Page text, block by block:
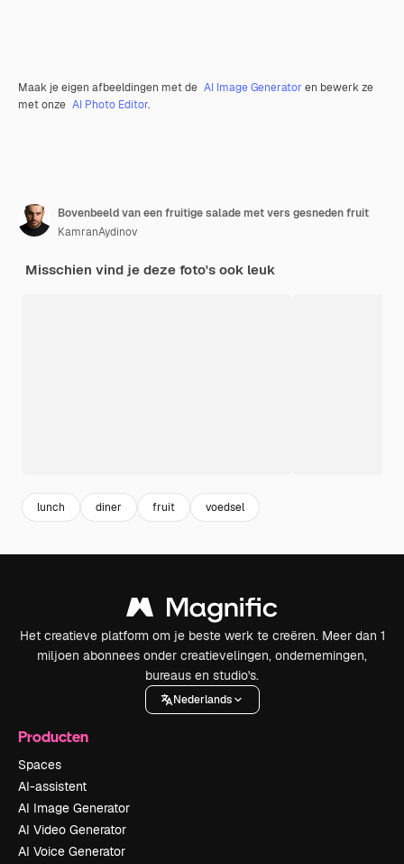
Maak je eigen afbeeldingen met de AI Image Generator en bewerk ze
met onze AI Photo Editor.
Bovenbeeld van een fruitige salade met vers gesneden fruit
KamranAydinov
Misschien vind je deze foto's ook leuk
lunch diner fruit voedsel
Het creatieve platform om je beste werk te creëren. Meer dan 1
miljoen abonnees onder creatievelingen, ondernemingen,
bureaus en studio's.
Nederlands
Producten
Spaces
AI-assistent
AI Image Generator
AI Video Generator
AI Voice Generator